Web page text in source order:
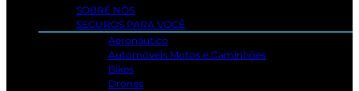
SOBRE NÓS
SEGUROS PARA VOCÊ
Aeronáutico
Automóveis Motos e Caminhões
Bikes
Drones